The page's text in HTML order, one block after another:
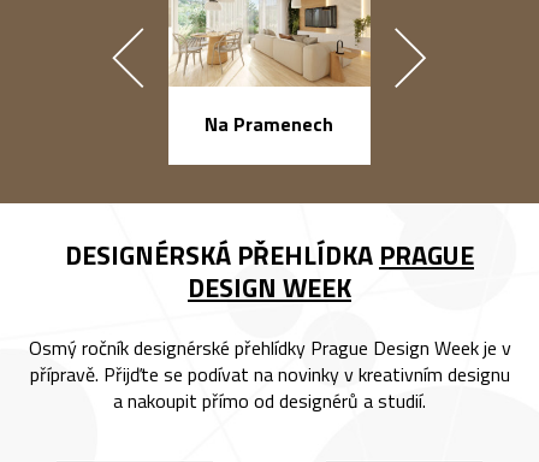
Na Pramenech
DESIGNÉRSKÁ PŘEHLÍDKA PRAGUE
DESIGN WEEK
Osmý ročník designérské přehlídky Prague Design Week je v
přípravě. Přijďte se podívat na novinky v kreativním designu
a nakoupit přímo od designérů a studií.